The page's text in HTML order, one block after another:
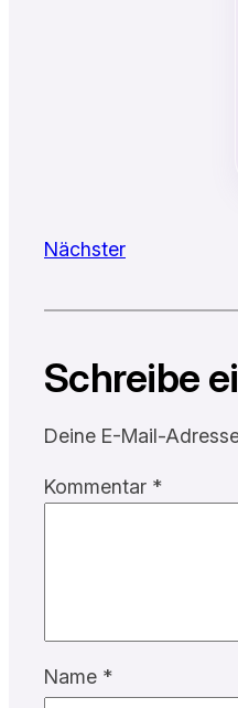
Nächster
Schreibe
Deine E-Mail-
Kommentar *
Name *